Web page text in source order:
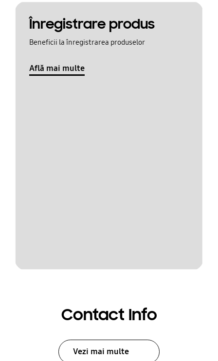
Înregistrare produs
Beneficii la înregistrarea produselor
Află mai multe
Contact Info
Vezi mai multe